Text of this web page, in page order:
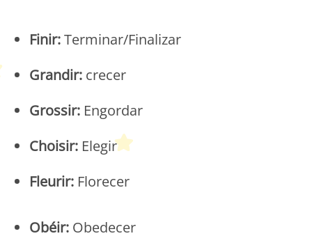
Finir:Terminar/Finalizar
Grandir: crecer
Grossir: Engordar
Choisir: Elegir
Fleurir: Florecer
Obéir: Obedecer